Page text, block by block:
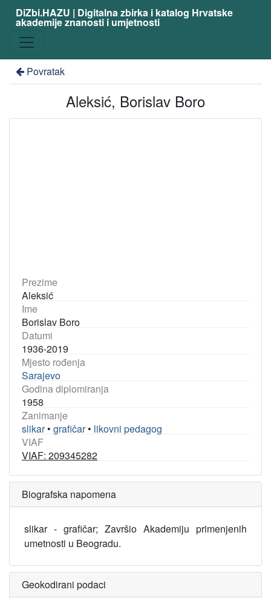
DiZbi.HAZU | Digitalna zbirka i katalog Hrvatske
akademije znanosti i umjetnosti
Povratak
Aleksić, Borislav Boro
Prezime
Aleksić
Ime
Borislav Boro
Datumi
1936-2019
Mjesto rođenja
Sarajevo
Godina diplomiranja
1958
Zanimanje
slikar• grafičar• likovni pedagog
VIAF
VIAF: 209345282
Biografska napomena
slikar - grafičar; Završio Akademiju primenjenih
umetnosti u Beogradu.
Geokodirani podaci